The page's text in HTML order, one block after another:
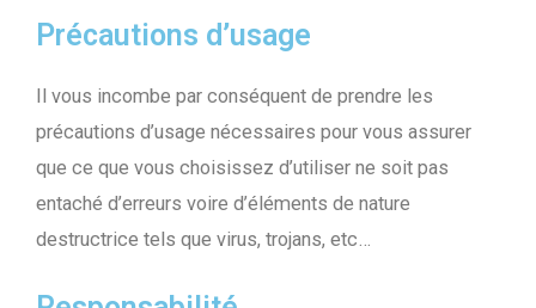
Précautions d’usage
Il vous incombe par conséquent de prendre les
précautions d’usage nécessaires pour vous assurer
que ce que vous choisissez d’utiliser ne soit pas
entaché d’erreurs voire d’éléments de nature
destructrice tels que virus, trojans, etc…